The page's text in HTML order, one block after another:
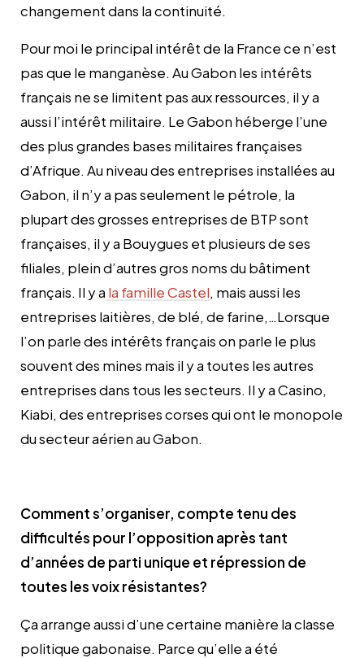
changement dans la continuité.
Pour moi le principal intérêt de la France ce n’est
pas que le manganèse. Au Gabon les intérêts
français ne se limitent pas aux ressources, il y a
aussi l’intérêt militaire. Le Gabon héberge l’une
des plus grandes bases militaires françaises
d’Afrique. Au niveau des entreprises installées au
Gabon, il n’y a pas seulement le pétrole, la
plupart des grosses entreprises de BTP sont
françaises, il y a Bouygues et plusieurs de ses
filiales, plein d’autres gros noms du bâtiment
français. Il y a la famille Castel, mais aussi les
entreprises laitières, de blé, de farine,…Lorsque
l’on parle des intérêts français on parle le plus
souvent des mines mais il y a toutes les autres
entreprises dans tous les secteurs. Il y a Casino,
Kiabi, des entreprises corses qui ont le monopole
du secteur aérien au Gabon.
Comment s’organiser, compte tenu des
difficultés pour l’opposition après tant
d’années de parti unique et répression de
toutes les voix résistantes?
Ça arrange aussi d’une certaine manière la classe
politique gabonaise. Parce qu’elle a été